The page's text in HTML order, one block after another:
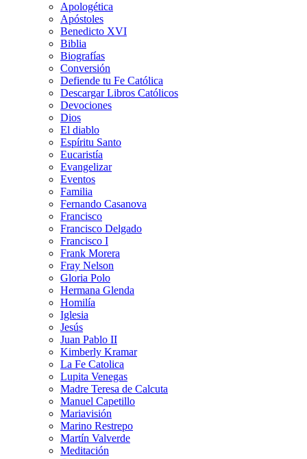
Apologética
Apóstoles
Benedicto XVI
Biblia
Biografías
Conversión
Defiende tu Fe Católica
Descargar Libros Católicos
Devociones
Dios
El diablo
Espíritu Santo
Eucaristía
Evangelizar
Eventos
Familia
Fernando Casanova
Francisco
Francisco Delgado
Francisco I
Frank Morera
Fray Nelson
Gloria Polo
Hermana Glenda
Homilía
Iglesia
Jesús
Juan Pablo II
Kimberly Kramar
La Fe Catolica
Lupita Venegas
Madre Teresa de Calcuta
Manuel Capetillo
Mariavisión
Marino Restrepo
Martín Valverde
Meditación